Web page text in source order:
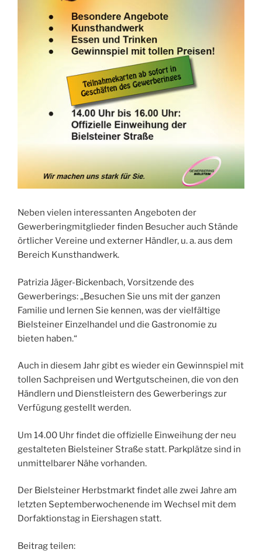
Neben vielen interessanten Angeboten der
Gewerberingmitglieder finden Besucher auch Stände
örtlicher Vereine und externer Händler, u. a. aus dem
Bereich Kunsthandwerk.
Patrizia Jäger-Bickenbach, Vorsitzende des
Gewerberings: „Besuchen Sie uns mit der ganzen
Familie und lernen Sie kennen, was der vielfältige
Bielsteiner Einzelhandel und die Gastronomie zu
bieten haben.“
Auch in diesem Jahr gibt es wieder ein Gewinnspiel mit
tollen Sachpreisen und Wertgutscheinen, die von den
Händlern und Dienstleistern des Gewerberings zur
Verfügung gestellt werden.
Um 14.00 Uhr findet die offizielle Einweihung der neu
gestalteten Bielsteiner Straße statt. Parkplätze sind in
unmittelbarer Nähe vorhanden.
Der Bielsteiner Herbstmarkt findet alle zwei Jahre am
letzten Septemberwochenende im Wechsel mit dem
Dorfaktionstag in Eiershagen statt.
Beitrag teilen: